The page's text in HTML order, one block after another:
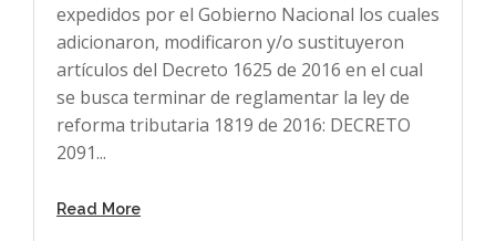
expedidos por el Gobierno Nacional los cuales
adicionaron, modificaron y/o sustituyeron
artículos del Decreto 1625 de 2016 en el cual
se busca terminar de reglamentar la ley de
reforma tributaria 1819 de 2016: DECRETO
2091...
Read More